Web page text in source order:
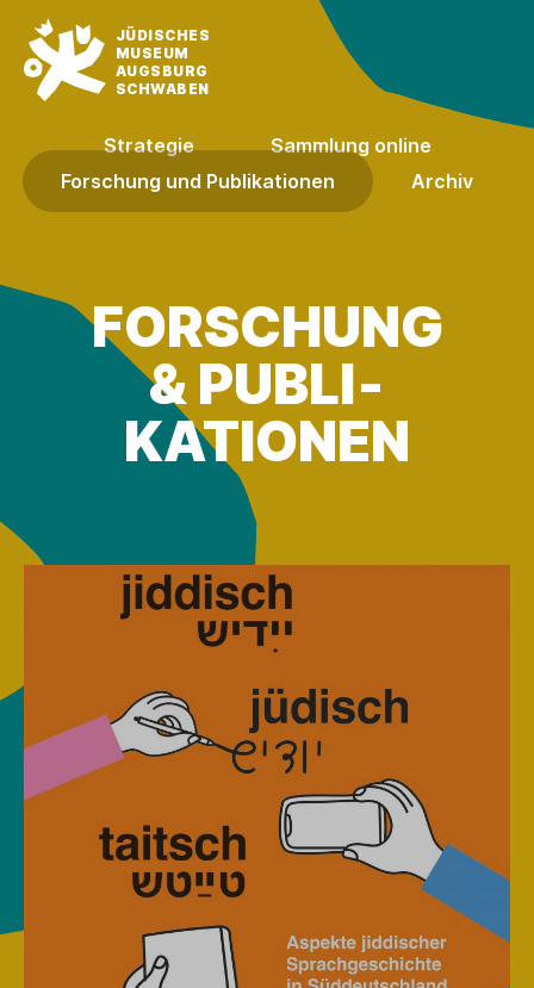
JÜDISCHES
MUSEUM
AUGSBURG
SCHWABEN
Strategie
Sammlung online
Forschung und Publikationen
Archiv
FORSCHUNG
& PUBLI­
KATIONEN